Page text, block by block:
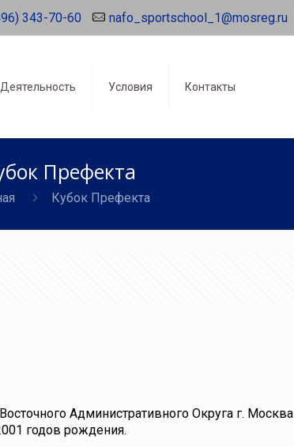
343-70-60 nafo_sportschool_1@mosreg.ru
Деятельность Условия Контакты
Префекта
Кубок Префекта
Административного Округа г. Москва
годов рождения.